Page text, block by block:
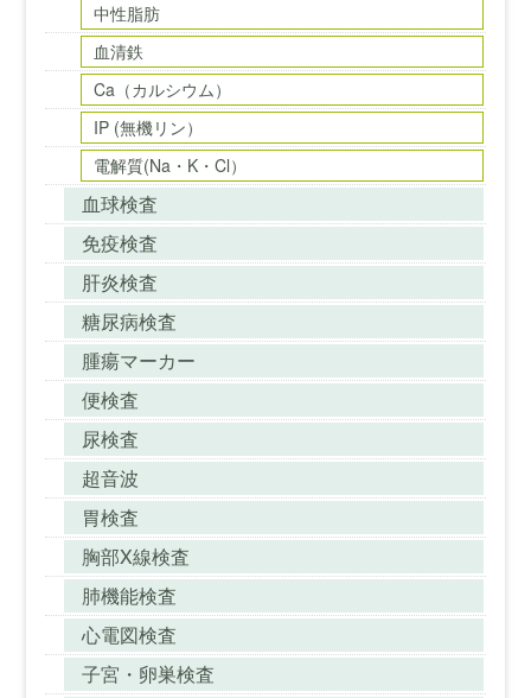
中性脂肪
血清鉄
Ca（カルシウム）
IP (無機リン）
電解質(Na・K・Cl）
血球検査
免疫検査
肝炎検査
糖尿病検査
腫瘍マーカー
便検査
尿検査
超音波
胃検査
胸部X線検査
肺機能検査
心電図検査
子宮・卵巣検査